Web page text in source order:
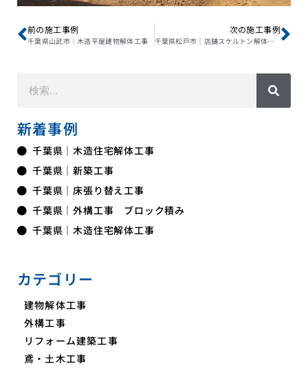
前の施工事例
千葉県山武市｜木造平屋建物解体工事
次の施工事例
千葉県松戸市｜店舗スケルトン解体工事
新着事例
千葉県｜木造住宅解体工事
千葉県｜新築工事
千葉県｜床張り替え工事
千葉県｜外構工事 ブロック積み
千葉県｜木造住宅解体工事
カテゴリー
建物解体工事
外構工事
リフォーム建築工事
鳶・土木工事